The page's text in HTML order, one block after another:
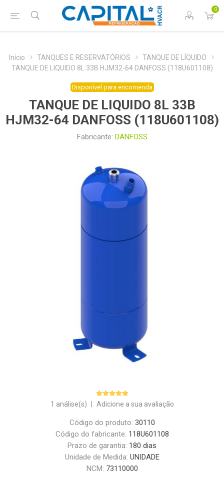
0
Início TANQUES E RESERVATÓRIOS
TANQUE DE LÍQUIDO
TANQUE DE LIQUIDO 8L 33B HJM32-64 DANFOSS (118U601108)
Disponível para encomenda
TANQUE DE LIQUIDO 8L 33B
HJM32-64 DANFOSS (118U601108)
Fabricante: DANFOSS
1 análise(s) Adicione a sua avaliação
Código do produto: 30110
Código do fabricante: 118U601108
Prazo de garantia: 180 dias
Unidade de Medida: UNIDADE
NCM: 73110000